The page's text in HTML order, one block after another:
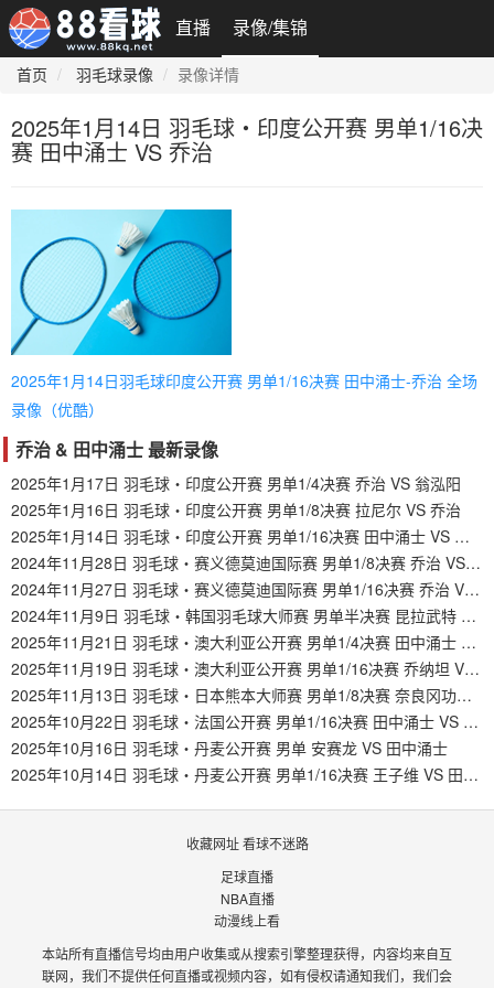
直播 录像/集锦
首页 羽毛球录像 录像详情
2025年1月14日 羽毛球・印度公开赛 男单1/16决
赛 田中涌士 VS 乔治
2025年1月14日羽毛球印度公开赛 男单1/16决赛 田中涌士-乔治 全场
录像（优酷）
乔治 & 田中涌士 最新录像
2025年1月17日 羽毛球・印度公开赛 男单1/4决赛 乔治 VS 翁泓阳
2025年1月16日 羽毛球・印度公开赛 男单1/8决赛 拉尼尔 VS 乔治
2025年1月14日 羽毛球・印度公开赛 男单1/16决赛 田中涌士 VS 乔治
2024年11月28日 羽毛球・赛义德莫迪国际赛 男单1/8决赛 乔治 VS 小川翔悟
2024年11月27日 羽毛球・赛义德莫迪国际赛 男单1/16决赛 乔治 VS 米什拉
2024年11月9日 羽毛球・韩国羽毛球大师赛 男单半决赛 昆拉武特 VS 乔治
2025年11月21日 羽毛球・澳大利亚公开赛 男单1/4决赛 田中涌士 VS 格姆克
2025年11月19日 羽毛球・澳大利亚公开赛 男单1/16决赛 乔纳坦 VS 田中涌士
2025年11月13日 羽毛球・日本熊本大师赛 男单1/8决赛 奈良冈功大 VS 田中涌士
2025年10月22日 羽毛球・法国公开赛 男单1/16决赛 田中涌士 VS 杨灿
2025年10月16日 羽毛球・丹麦公开赛 男单 安赛龙 VS 田中涌士
2025年10月14日 羽毛球・丹麦公开赛 男单1/16决赛 王子维 VS 田中涌士
收藏网址 看球不迷路
足球直播
NBA直播
动漫线上看
本站所有直播信号均由用户收集或从搜索引擎整理获得，内容均来自互
联网，我们不提供任何直播或视频内容，如有侵权请通知我们，我们会